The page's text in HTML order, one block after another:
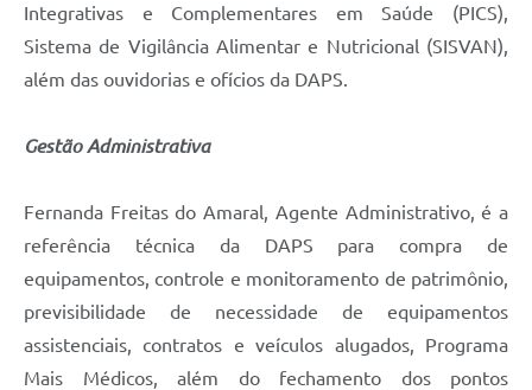
Integrativas e Complementares em Saúde (PICS),
Sistema de Vigilância Alimentar e Nutricional (SISVAN),
além das ouvidorias e ofícios da DAPS.
Gestão Administrativa
Fernanda Freitas do Amaral, Agente Administrativo, é a
referência técnica da DAPS para compra de
equipamentos, controle e monitoramento de patrimônio,
previsibilidade de necessidade de equipamentos
assistenciais, contratos e veículos alugados, Programa
Mais Médicos, além do fechamento dos pontos